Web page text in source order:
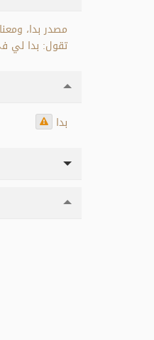
مصدر بدا،
تقول: بدا لي
بدا